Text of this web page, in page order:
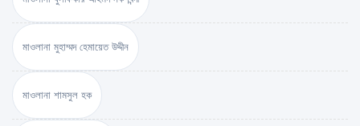
মাওলানা মুহাম্মদ হেমায়েত উদ্দীন
মাওলানা শামসুল হক